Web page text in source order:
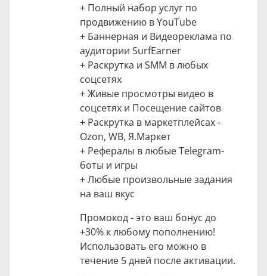
+ Полный набор услуг по
продвижению в YouTube
+ Баннерная и Видеореклама по
аудитории SurfEarner
+ Раскрутка и SMM в любых
соцсетях
+ Живые просмотры видео в
соцсетях и Посещение сайтов
+ Раскрутка в маркетплейсах -
Ozon, WB, Я.Маркет
+ Рефералы в любые Telegram-
боты и игры
+ Любые произвольные задания
на ваш вкус
Промокод - это ваш бонус до
+30% к любому пополнению!
Использовать его можно в
течение 5 дней после активации.